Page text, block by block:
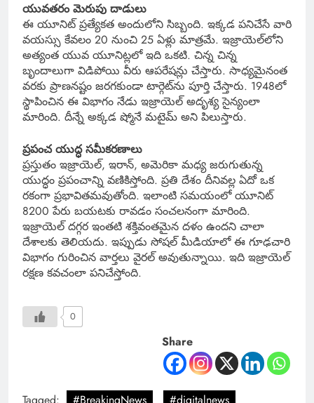
యువతరం మెరుపు దాడులు
ఈ యూనిట్ ప్రత్యేకత అందులోని సిబ్బంది. ఇక్కడ పనిచేసే వారి
వయస్సు కేవలం 20 నుంచి 25 ఏళ్లు మాత్రమే. ఇజ్రాయెల్‌లోని
అత్యంత యువ యూనిట్లలో ఇది ఒకటి. చిన్న చిన్న
బృందాలుగా విడిపోయి వీరు ఆపరేషన్లు చేస్తారు. సాధ్యమైనంత
వరకు ప్రాణనష్టం జరగకుండా టార్గెట్‌ను పూర్తి చేస్తారు. 1948లో
స్థాపించిన ఈ విభాగం నేడు ఇజ్రాయెల్ అదృశ్య సైన్యంలా
మారింది. దీన్నే అక్కడ ష్మోనే మటైమ్ అని పిలుస్తారు.
ప్రపంచ యుద్ధ సమీకరణాలు
ప్రస్తుతం ఇజ్రాయెల్, ఇరాన్, అమెరికా మధ్య జరుగుతున్న
యుద్ధం ప్రపంచాన్ని వణికిస్తోంది. ప్రతి దేశం దీనివల్ల ఏదో ఒక
రకంగా ప్రభావితమవుతోంది. ఇలాంటి సమయంలో యూనిట్
8200 పేరు బయటకు రావడం సంచలనంగా మారింది.
ఇజ్రాయెల్ దగ్గర ఇంతటి శక్తివంతమైన దళం ఉందని చాలా
దేశాలకు తెలియదు. ఇప్పుడు సోషల్ మీడియాలో ఈ గూఢచారి
విభాగం గురించిన వార్తలు వైరల్ అవుతున్నాయి. ఇది ఇజ్రాయెల్
రక్షణ కవచంలా పనిచేస్తోంది.
0
Share